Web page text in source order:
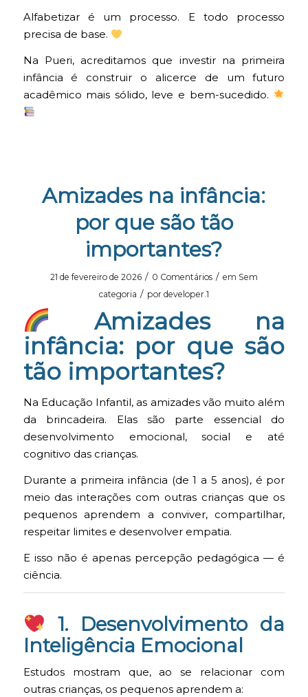
Alfabetizar é um processo. E todo processo
precisa de base.
Na Pueri, acreditamos que investir na primeira
infância é construir o alicerce de um futuro
acadêmico mais sólido, leve e bem-sucedido.
Amizades na infância:
por que são tão
importantes?
21 de fevereiro de 2026 / 0 Comentários / em Sem
categoria / por developer.1
Amizades na
infância: por que são
tão importantes?
Na Educação Infantil, as amizades vão muito além
da brincadeira. Elas são parte essencial do
desenvolvimento emocional, social e até
cognitivo das crianças.
Durante a primeira infância (de 1 a 5 anos), é por
meio das interações com outras crianças que os
pequenos aprendem a conviver, compartilhar,
respeitar limites e desenvolver empatia.
E isso não é apenas percepção pedagógica — é
ciência.
1. Desenvolvimento da
Inteligência Emocional
Estudos mostram que, ao se relacionar com
outras crianças, os pequenos aprendem a: